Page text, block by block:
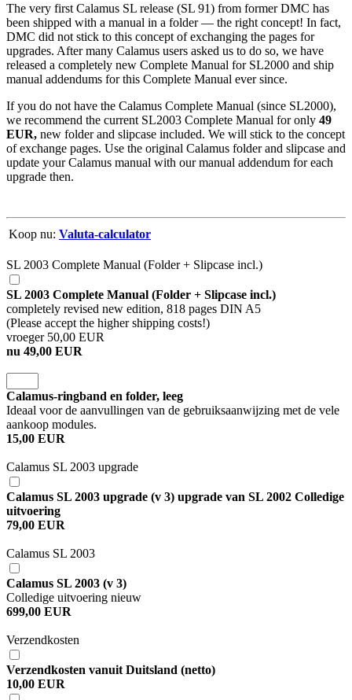
The very first Calamus SL release (SL 91) from former DMC has
been shipped with a manual in a folder — the right concept! In fact,
DMC did not stick to this concept of exchanging the pages for
upgrades. After many Calamus users asked us to do so, we have
released a completely new Complete Manual for SL2000 and ship
manual addendums for this Complete Manual ever since.
If you do not have the Calamus Complete Manual (since SL2000),
we recommend the current SL2003 Complete Manual for only 49
EUR, new folder and slipcase included. We will stick to the concept
of exchange pages. Use the original Calamus folder and slipcase and
update your Calamus manual with our manual addendum for each
upgrade then.
Koop nu: Valuta-calculator
SL 2003 Complete Manual (Folder + Slipcase incl.)
SL 2003 Complete Manual (Folder + Slipcase incl.)
completely revised new edition, 818 pages DIN A5
(Please accept the higher shipping costs!)
vroeger 50,00 EUR
nu 49,00 EUR
Calamus-ringband en folder, leeg
Ideaal voor de aanvullingen van de gebruiksaanwijzing met de vele
aankoop modules.
15,00 EUR
Calamus SL 2003 upgrade
Calamus SL 2003 upgrade (v 3) upgrade van SL 2002 Colledige
uitvoering
79,00 EUR
Calamus SL 2003
Calamus SL 2003 (v 3)
Colledige uitvoering nieuw
699,00 EUR
Verzendkosten
Verzendkosten vanuit Duitsland (netto)
10,00 EUR